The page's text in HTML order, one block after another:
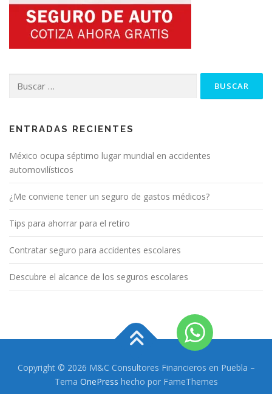
ENTRADAS RECIENTES
México ocupa séptimo lugar mundial en accidentes
automovilísticos
¿Me conviene tener un seguro de gastos médicos?
Tips para ahorrar para el retiro
Contratar seguro para accidentes escolares
Descubre el alcance de los seguros escolares
Copyright © 2026 M&C Consultores Financieros en Puebla –
Tema OnePress hecho por FameThemes